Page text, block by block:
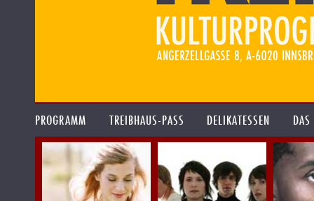
PROGRAMM TREIBHAUS-PASS DELIKATESSEN